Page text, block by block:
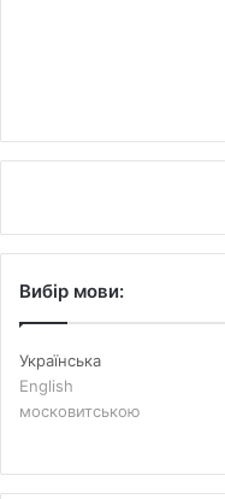
Вибір мови:
Українська
English
московитською